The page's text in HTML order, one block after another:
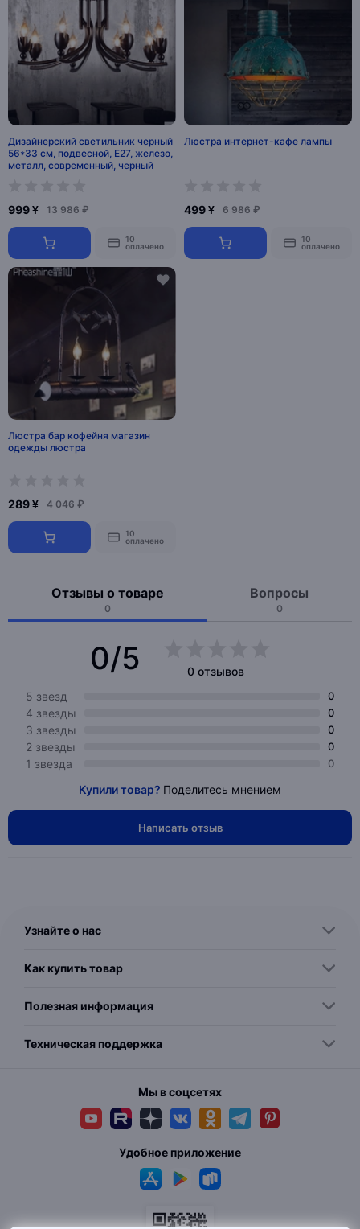
Дизайнерский светильник черный
56*33 см, подвесной, E27, железо,
металл, современный, черный
999 ¥ 13 986 ₽
10
оплачено
Люстра интернет-кафе лампы
499 ¥ 6 986 ₽
10
оплачено
Люстра бар кофейня магазин
одежды люстра
289 ¥ 4 046 ₽
10
оплачено
Отзывы о товаре
0
Вопросы
0
0/5
0 отзывов
5 звезд
0
4 звезды 0
3 звезды 0
2 звезды 0
1 звезда 0
Купили товар? Поделитесь мнением
Написать отзыв
Узнайте о нас
Как купить товар
Полезная информация
Техническая поддержка
Мы в соцсетях
Удобное приложение